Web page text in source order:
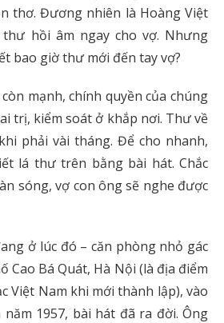
thơ. Đương nhiên là Hoàng Việt
hồi âm ngay cho vợ. Nhưng
bao giờ thư mới đến tay vợ?
mạnh, chính quyền của chúng
trị, kiểm soát ở khắp nơi. Thư về
phải vài tháng. Để cho nhanh,
lá thư trên bằng bài hát. Chắc
sóng, vợ con ông sẽ nghe được
ở lúc đó – căn phòng nhỏ gác
Cao Bá Quát, Hà Nội (là địa điểm
Việt Nam khi mới thành lập), vào
1957, bài hát đã ra đời. Ông